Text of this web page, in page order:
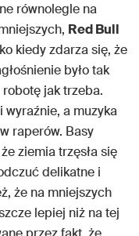
równolegle na
Red Bull
kiedy zdarza się, że
było tak
jak trzeba.
wyraźnie, a muzyka
raperów. Basy
ziemia trzęsła się
delikatne i
że na mniejszych
lepiej niż na tej